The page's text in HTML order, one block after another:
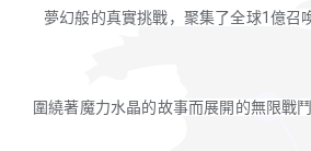
夢幻般的真實挑戰，聚集了全球1億召
圍繞著魔力水晶的故事而展開的無限戰